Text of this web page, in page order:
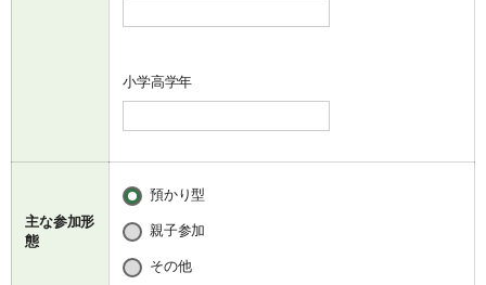
小学高学年
主な参加形
態
預かり型
親子参加
その他